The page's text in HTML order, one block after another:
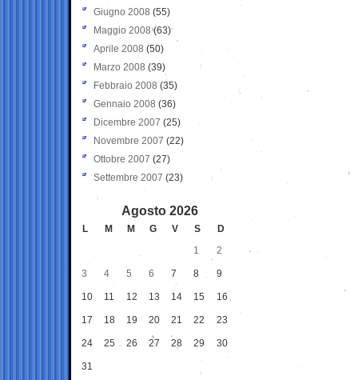
Giugno 2008 (55)
Maggio 2008(63)
Aprile 2008 (50)
Marzo 2008 (39)
Febbraio 2008 (35)
Gennaio 2008 (36)
Dicembre 2007 (25)
Novembre 2007 (22)
Ottobre 2007 (27)
Settembre 2007 (23)
Agosto 2026
L M M G V S
D
1
2
3 4 5 6 7 8 9
10 11 12 13 14 15 16
17 18 19 20 21 22 23
24 25 26 27 28 29 30
31